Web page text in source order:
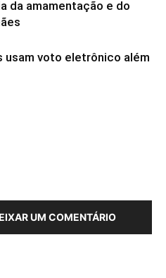
da amamentação e do
usam voto eletrônico além
UM COMENTÁRIO